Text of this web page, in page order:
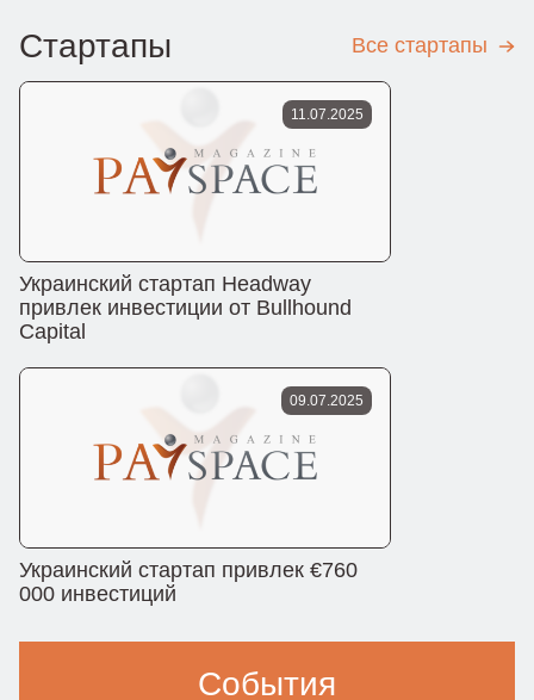
Стартапы Все стартапы
11.07.2025
Украинский стартап Headway
привлек инвестиции от Bullhound
Capital
09.07.2025
Украинский стартап привлек €760
000 инвестиций
События